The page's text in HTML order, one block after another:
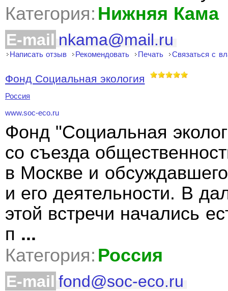
Категория: Нижняя Кама
E-mail nkama@mail.ru
Написать отзыв Рекомендовать Печать Связаться с
Фонд Социальная экология
Россия
www.soc-eco.ru
Фонд "Социальная
со съезда
в Москве и
и его деятельности. В
этой встречи начались
п ...
Категория: Россия
E-mail fond@soc-eco.ru